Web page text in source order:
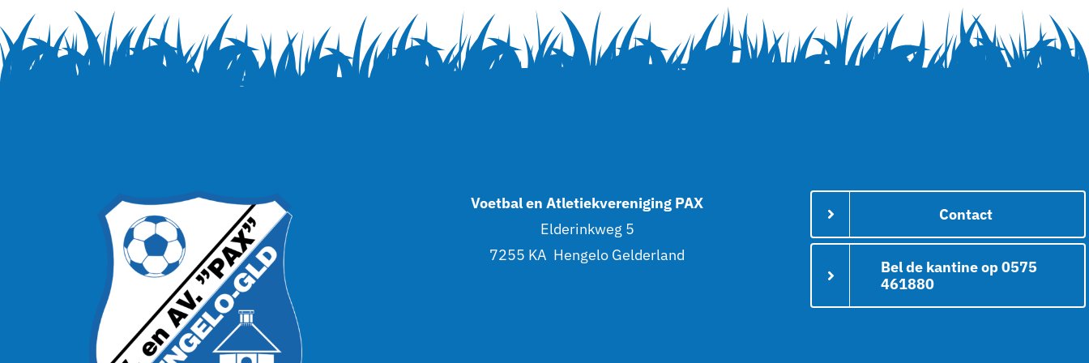
Voetbal en Atletiekvereniging PAX
Elderinkweg 5
7255 KA Hengelo Gelderland
Contact
Bel de kantine op 0575
461880